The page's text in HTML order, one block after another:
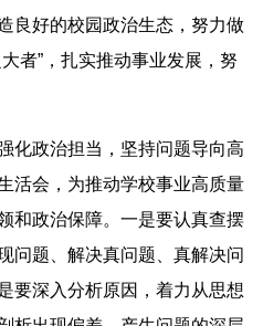
良好的校园政治生态，努力做
者”，扎实推动事业发展，努
化政治担当，坚持问题导向高
活会，为推动学校事业高质量
和政治保障。一是要认真查摆
问题、解决真问题、真解决问
要深入分析原因，着力从思想